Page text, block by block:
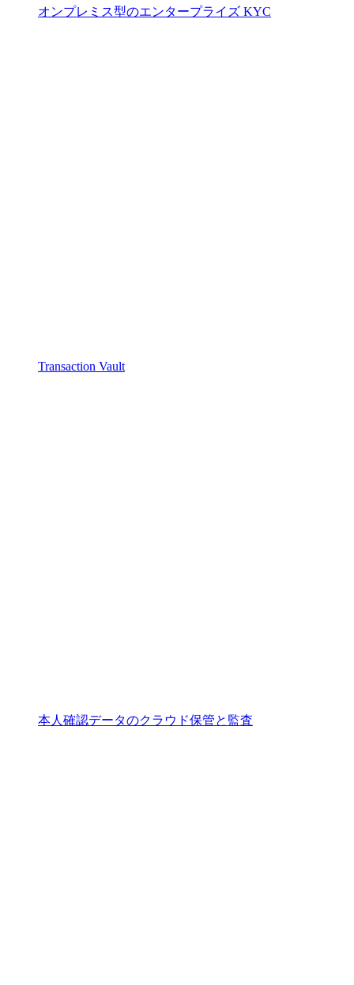
オンプレミス型のエンタープライズ KYC
Transaction Vault
本人確認データのクラウド保管と監査